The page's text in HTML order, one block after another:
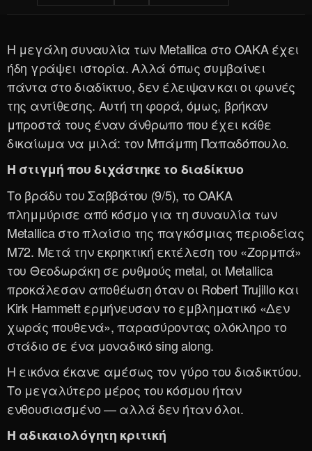
Η μεγάλη συναυλία των Metallica στο ΟΑΚΑ έχει
ήδη γράψει ιστορία. Αλλά όπως συμβαίνει
πάντα στο διαδίκτυο, δεν έλειψαν και οι φωνές
της αντίθεσης. Αυτή τη φορά, όμως, βρήκαν
μπροστά τους έναν άνθρωπο που έχει κάθε
δικαίωμα να μιλά: τον Μπάμπη Παπαδόπουλο.
Η στιγμή που διχάστηκε το διαδίκτυο
Το βράδυ του Σαββάτου (9/5), το ΟΑΚΑ
πλημμύρισε από κόσμο για τη συναυλία των
Metallica στο πλαίσιο της παγκόσμιας περιοδείας
M72. Μετά την εκρηκτική εκτέλεση του «Ζορμπά»
του Θεοδωράκη σε ρυθμούς metal, οι Metallica
προκάλεσαν αποθέωση όταν οι Robert Trujillo και
Kirk Hammett ερμήνευσαν το εμβληματικό «Δεν
χωράς πουθενά», παρασύροντας ολόκληρο το
στάδιο σε ένα μοναδικό sing along.
Η εικόνα έκανε αμέσως τον γύρο του διαδικτύου.
Το μεγαλύτερο μέρος του κόσμου ήταν
ενθουσιασμένο — αλλά δεν ήταν όλοι.
Η αδικαιολόγητη κριτική